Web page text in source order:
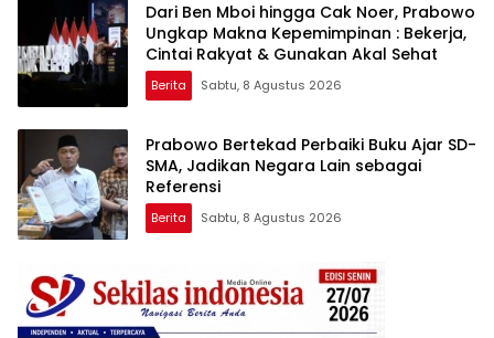
Dari Ben Mboi hingga Cak Noer, Prabowo
Ungkap Makna Kepemimpinan : Bekerja,
Cintai Rakyat & Gunakan Akal Sehat
Berita Sabtu, 8 Agustus 2026
Prabowo Bertekad Perbaiki Buku Ajar SD-
SMA, Jadikan Negara Lain sebagai
Referensi
Berita Sabtu, 8 Agustus 2026